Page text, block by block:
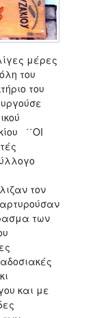
μέρες
του
του
΄΄ΟΙ
τον
των
και με